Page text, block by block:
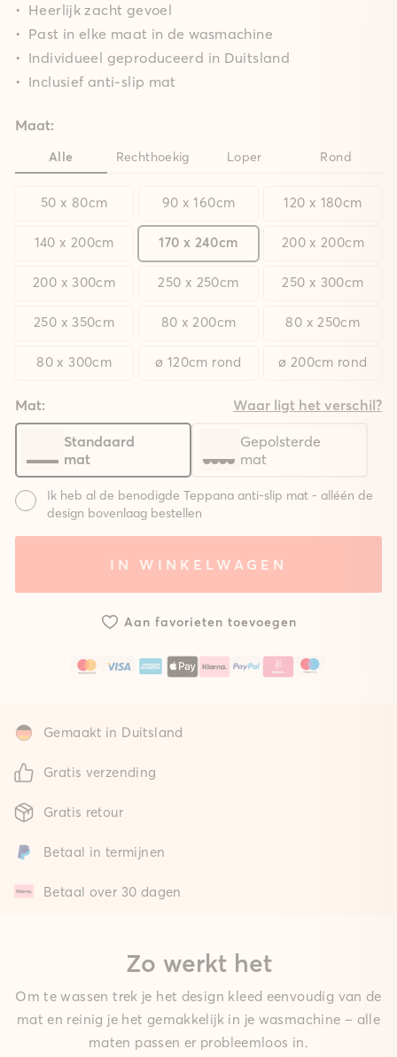
Heerlijk zacht gevoel
Past in elke maat in de wasmachine
Individueel geproduceerd in Duitsland
Inclusief anti-slip mat
Maat:
Alle Rechthoekig Loper Rond
50 x 80cm 90 x 160cm 120 x 180cm
140 x 200cm 170 x 240cm 200 x 200cm
200 x 300cm 250 x 250cm 250 x 300cm
250 x 350cm 80 x 200cm 80 x 250cm
80 x 300cm ø 120cm rond ø 200cm rond
Mat: Waar ligt het verschil?
Standaard
mat
Gepolsterde
mat
Ik heb al de benodigde Teppana anti-slip mat - alléén de
design bovenlaag bestellen
gepolsterde
mat
IN WINKELWAGEN
Aan favorieten toevoegen
Gemaakt in Duitsland
Gratis verzending
Gratis retour
Betaal in termijnen
Betaal over 30 dagen
Zo werkt het
Om te wassen trek je het design kleed eenvoudig van de
mat en reinig je het gemakkelijk in je wasmachine – alle
maten passen er probleemloos in.